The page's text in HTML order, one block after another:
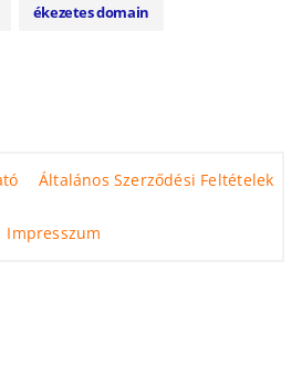
ékezetes domain
Általános Szerződési Feltételek
Impresszum